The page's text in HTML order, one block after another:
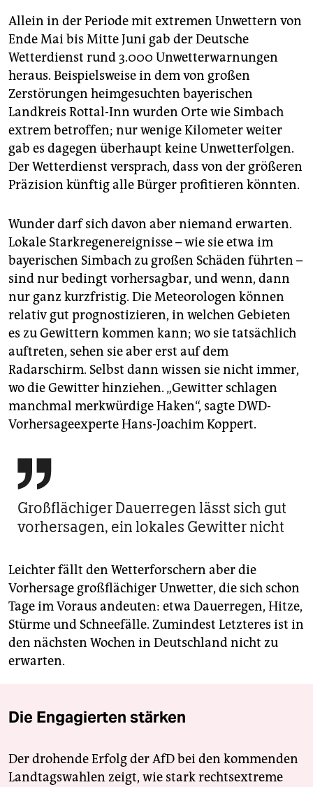
Allein in der Periode mit extremen Unwettern von
Ende Mai bis Mitte Juni gab der Deutsche
Wetterdienst rund 3.000 Unwetterwarnungen
heraus. Beispielsweise in dem von großen
Zerstörungen heimgesuchten bayerischen
Landkreis Rottal-Inn wurden Orte wie Simbach
extrem betroffen; nur wenige Kilometer weiter
gab es dagegen überhaupt keine Unwetter­folgen.
Der Wetterdienst versprach, dass von der größeren
Präzision künftig alle Bürger profitieren könnten.
Wunder darf sich davon aber niemand erwarten.
Lokale Stark­regenereignisse – wie sie etwa im
bayerischen Simbach zu großen Schäden führten –
sind nur bedingt vorhersagbar, und wenn, dann
nur ganz kurzfristig. Die Meteorologen können
relativ gut prognostizieren, in welchen Gebieten
es zu Gewittern kommen kann; wo sie tatsächlich
auftreten, sehen sie aber erst auf dem
Radarschirm. Selbst dann wissen sie nicht immer,
wo die Gewitter hinziehen. „Gewitter schlagen
manchmal merkwürdige Haken“, sagte DWD-
Vorhersageexperte Hans-Joachim Koppert.

Großflächiger Dauer­regen lässt sich gut
vorhersagen, ein lokales Gewitter nicht
Leichter fällt den Wetterforschern aber die
Vorhersage großflächiger Unwetter, die sich schon
Tage im Voraus andeuten: etwa Dauerregen, Hitze,
Stürme und Schneefälle. Zumindest Letzteres ist in
den nächsten Wochen in Deutschland nicht zu
erwarten.
Die Engagierten stärken
Der drohende Erfolg der AfD bei den kommenden
Landtagswahlen zeigt, wie stark rechtsextreme